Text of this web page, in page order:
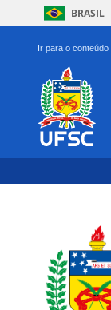
BRASIL
Ir para o conteúdo